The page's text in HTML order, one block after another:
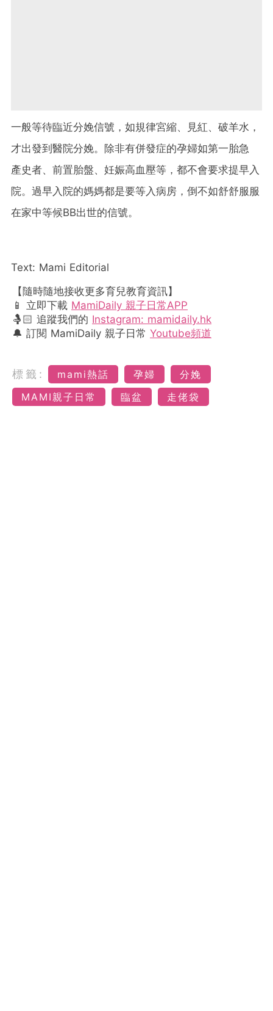
一般等待臨近分娩信號，如規律宮縮、見紅、破羊水，
才出發到醫院分娩。除非有併發症的孕婦如第一胎急
產史者、前置胎盤、妊娠高血壓等，都不會要求提早入
院。過早入院的媽媽都是要等入病房，倒不如舒舒服服
在家中等候BB出世的信號。
Text: Mami Editorial
【隨時隨地接收更多育兒教育資訊】
📱 立即下載 MamiDaily 親子日常APP
🤱🏻 追蹤我們的 Instagram: mamidaily.hk
🔔 訂閱 MamiDaily 親子日常 Youtube頻道
標籤: mami熱話 孕婦
分娩
MAMI親子日常
臨盆 走佬袋